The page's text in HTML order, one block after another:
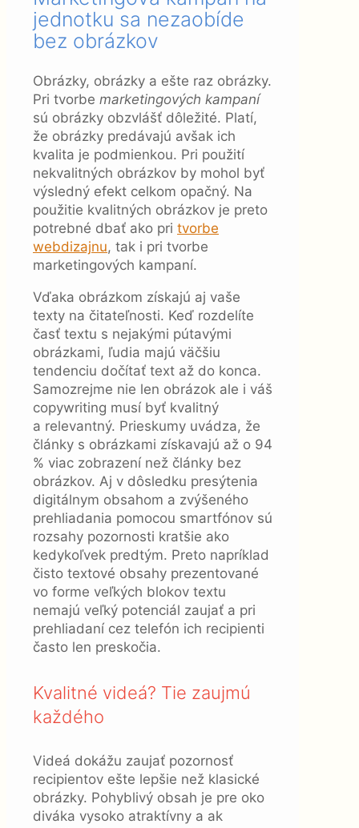
jednotku sa nezaobíde
bez obrázkov
Obrázky, obrázky a ešte raz obrázky.
Pri tvorbe marketingových kampaní
sú obrázky obzvlášť dôležité. Platí,
že obrázky predávajú avšak ich
kvalita je podmienkou. Pri použití
nekvalitných obrázkov by mohol byť
výsledný efekt celkom opačný. Na
použitie kvalitných obrázkov je preto
potrebné dbať ako pri tvorbe
webdizajnu, tak i pri tvorbe
marketingových kampaní.
Vďaka obrázkom získajú aj vaše
texty na čitateľnosti. Keď rozdelíte
časť textu s nejakými pútavými
obrázkami, ľudia majú väčšiu
tendenciu dočítať text až do konca.
Samozrejme nie len obrázok ale i váš
copywriting musí byť kvalitný
a relevantný. Prieskumy uvádza, že
články s obrázkami získavajú až o 94
% viac zobrazení než články bez
obrázkov. Aj v dôsledku presýtenia
digitálnym obsahom a zvýšeného
prehliadania pomocou smartfónov sú
rozsahy pozornosti kratšie ako
kedykoľvek predtým. Preto napríklad
čisto textové obsahy prezentované
vo forme veľkých blokov textu
nemajú veľký potenciál zaujať a pri
prehliadaní cez telefón ich recipienti
často len preskočia.
Kvalitné videá? Tie zaujmú
každého
Videá dokážu zaujať pozornosť
recipientov ešte lepšie než klasické
obrázky. Pohyblivý obsah je pre oko
diváka vysoko atraktívny a ak